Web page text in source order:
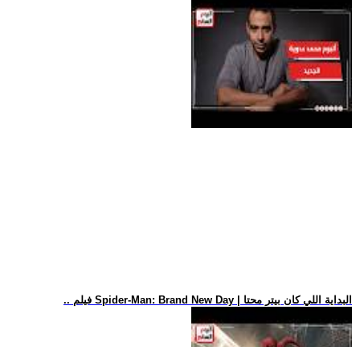
.. فيلم Spider-Man: Brand New Day | البداية اللي كان بيتر محتا